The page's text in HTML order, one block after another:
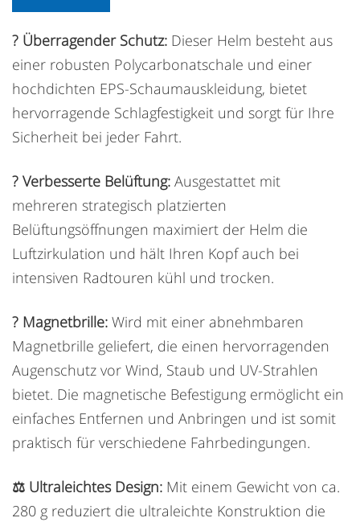
?️ Überragender Schutz: Dieser Helm besteht aus
einer robusten Polycarbonatschale und einer
hochdichten EPS-Schaumauskleidung, bietet
hervorragende Schlagfestigkeit und sorgt für Ihre
Sicherheit bei jeder Fahrt.
? Verbesserte Belüftung: Ausgestattet mit
mehreren strategisch platzierten
Belüftungsöffnungen maximiert der Helm die
Luftzirkulation und hält Ihren Kopf auch bei
intensiven Radtouren kühl und trocken.
? Magnetbrille: Wird mit einer abnehmbaren
Magnetbrille geliefert, die einen hervorragenden
Augenschutz vor Wind, Staub und UV-Strahlen
bietet. Die magnetische Befestigung ermöglicht ein
einfaches Entfernen und Anbringen und ist somit
praktisch für verschiedene Fahrbedingungen.
⚖️ Ultraleichtes Design: Mit einem Gewicht von ca.
280 g reduziert die ultraleichte Konstruktion die